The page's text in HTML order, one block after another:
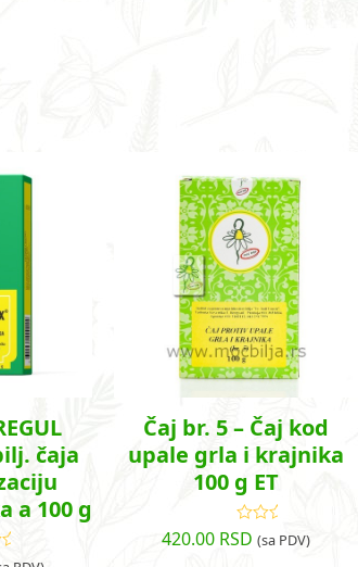
čaja
a 100 g
Čaj br. 5 – Čaj kod
upale grla i krajnika
100 g ET
Ocenjeno
sa5.00od
420.00 RSD (sa PDV)